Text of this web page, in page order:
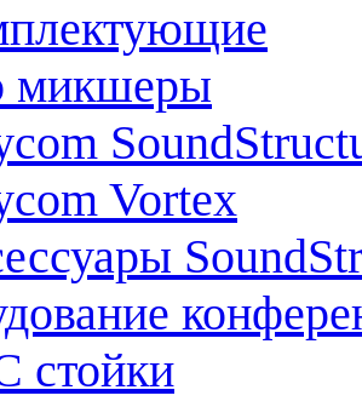
микшеры
Vortex
стойки